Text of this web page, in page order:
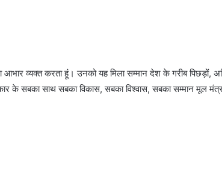
आभार व्यक्त करता हूं। उनको यह मिला सम्मान देश के गरीब पिछड़ों,
के सबका साथ सबका विकास, सबका विश्वास, सबका सम्मान मूल